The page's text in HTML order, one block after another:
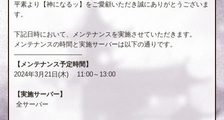
平素より【神になるッ】をご愛顧いただき誠にありがとうございま
す。
下記日時において、メンテナンスを実施させていただきます。
メンテナンスの時間と実施サーバーは以下の通りです。
----------------------------------
【メンテナンス予定時間】
2024年3月21日(木) 11:00～13:00
【実施サーバー】
全サーバー